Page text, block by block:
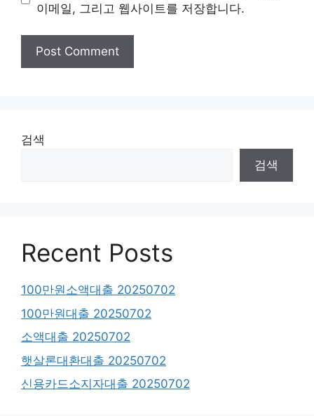
이메일, 그리고 웹사이트를 저장합니다.
검색
검색
Recent Posts
100만원소액대출 20250702
100만원대출 20250702
소액대출 20250702
햇살론대환대출 20250702
신용카드소지자대출 20250702